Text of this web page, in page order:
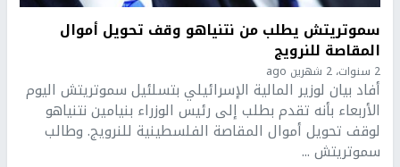
سموتريتش يطلب من نتنياهو وقف تحويل أموال
المقاصة للنرويج
2 سنوات، 2 شهرين ago
أفاد بيان لوزير المالية الإسرائيلي بتسلئيل سموتريتش اليوم
الأربعاء بأنه تقدم بطلب إلى رئيس الوزراء بنيامين نتنياهو
لوقف تحويل أموال المقاصة الفلسطينية للنرويج. وطالب
سموتريتش ...